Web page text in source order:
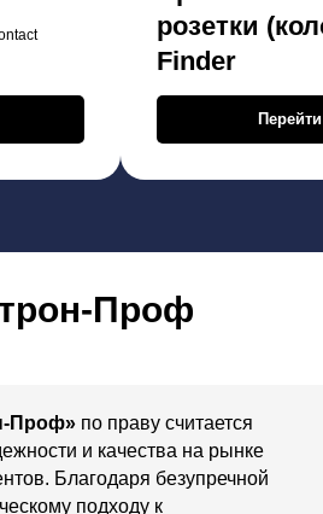
розетки
Finder
Перейти
Проф
Проф» по праву считается
и качества на рынке
Благодаря безупречной
подходу к